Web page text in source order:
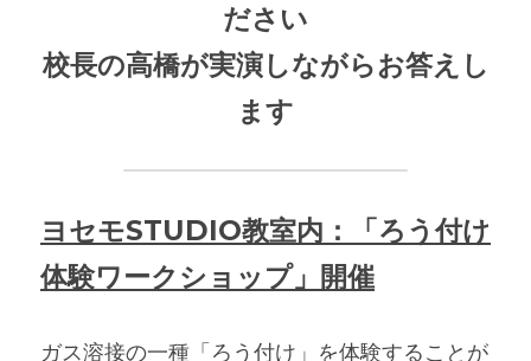
ださい
校長の高橋が実演しながらお答えし
ます
ヨセモSTUDIO教室内：「ろう付け
体験ワークショップ」開催
ガス溶接の一種「ろう付け」を体験することが